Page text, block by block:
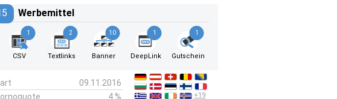
Werbemittel
1
CSV
2
Textlinks
10
Banner
1
DeepLink
1
Gutschein
09.11.2016
4 %
+19